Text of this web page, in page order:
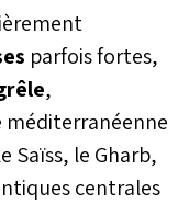
parfois fortes,
,
méditerranéenne
Saïss, le Gharb,
centrales